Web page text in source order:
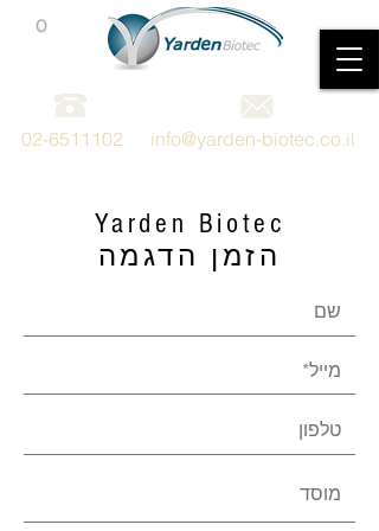
02-6511102 info@yarden-biotec.co.il
0
Yarden Biotec
הזמן הדגמה